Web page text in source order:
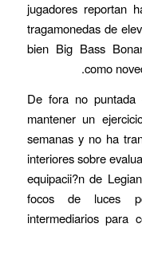
jugadores reportan
tragamonedas de
bien Big Bass
como
De fora no puntada
mantener un
semanas y no ha
interiores sobre
equipacii?n de
focos de luces
intermediarios para